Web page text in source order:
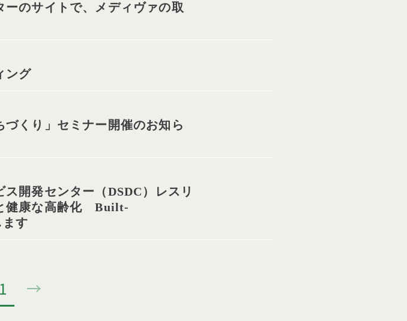
のサイトで、メディヴァの取
ング
くり」セミナー開催のお知ら
開発センター（DSDC）レスリ
健康な高齢化 Built-
す
1 →